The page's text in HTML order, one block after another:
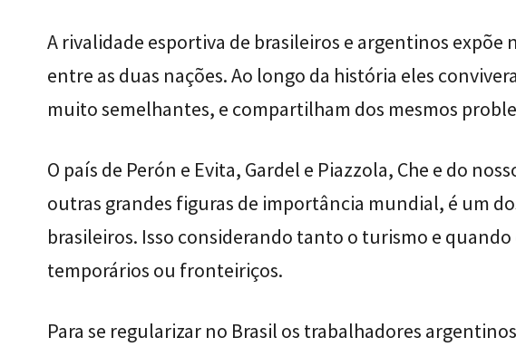
A rivalidade esportiva de brasileiros e argentinos
entre as duas nações. Ao longo da história eles
muito semelhantes, e compartilham dos mesmos
O país de Perón e Evita, Gardel e Piazzola, Che e do
outras grandes figuras de importância mundial, é um
brasileiros. Isso considerando tanto o turismo e
temporários ou fronteiriços.
Para se regularizar no Brasil os trabalhadores